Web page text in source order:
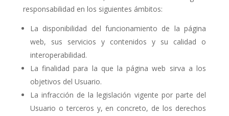
responsabilidad en los siguientes ámbitos:
La disponibilidad del funcionamiento de la página
web, sus servicios y contenidos y su calidad o
interoperabilidad.
La finalidad para la que la página web sirva a los
objetivos del Usuario.
La infracción de la legislación vigente por parte del
Usuario o terceros y, en concreto, de los derechos